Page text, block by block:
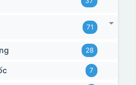
71
28
7